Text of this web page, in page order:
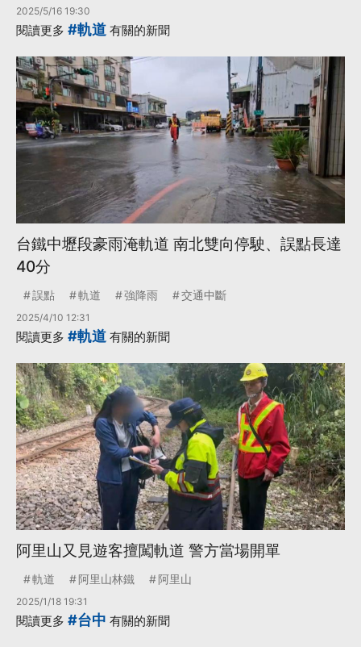
2025/5/16 19:30
閱讀更多 #軌道 有關的新聞
台鐵中壢段豪雨淹軌道 南北雙向停駛、誤點長達
40分
誤點 軌道 強降雨 交通中斷
2025/4/10 12:31
閱讀更多 #軌道 有關的新聞
阿里山又見遊客擅闖軌道 警方當場開單
軌道 阿里山林鐵 阿里山
2025/1/18 19:31
閱讀更多 #台中 有關的新聞